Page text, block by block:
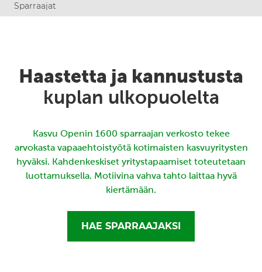
Sparraajat
Haastetta ja kannustusta
kuplan ulkopuolelta
Kasvu Openin 1600 sparraajan verkosto tekee
arvokasta vapaaehtoistyötä kotimaisten kasvuyritysten
hyväksi. Kahdenkeskiset yritystapaamiset toteutetaan
luottamuksella. Motiivina vahva tahto laittaa hyvä
kiertämään.
HAE SPARRAAJAKSI